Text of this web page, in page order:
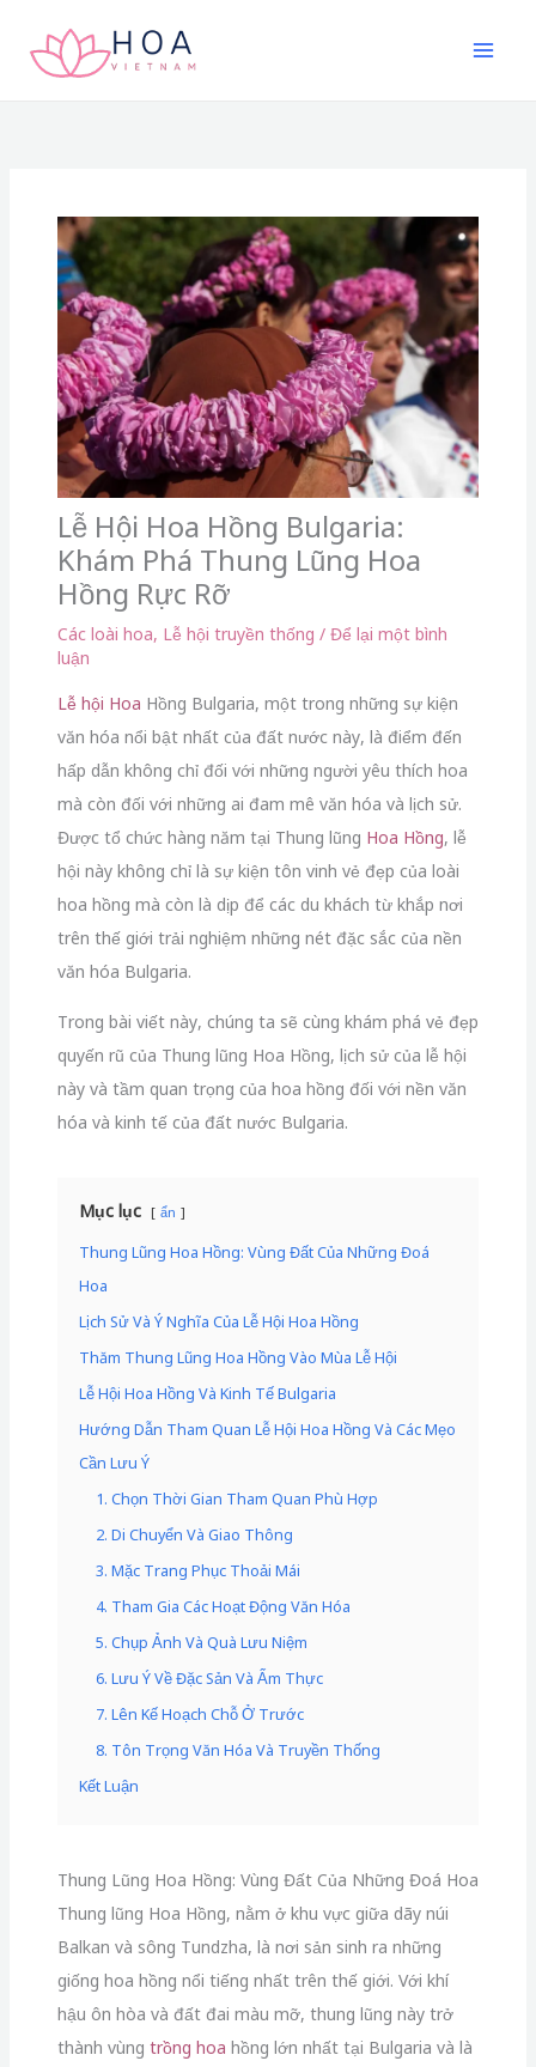
Lễ Hội Hoa Hồng Bulgaria:
Khám Phá Thung Lũng Hoa
Hồng Rực Rỡ
Các loài hoa, Lễ hội truyền thống / Để lại một bình
luận
Lễ hội Hoa Hồng Bulgaria, một trong những sự kiện
văn hóa nổi bật nhất của đất nước này, là điểm đến
hấp dẫn không chỉ đối với những người yêu thích hoa
mà còn đối với những ai đam mê văn hóa và lịch sử.
Được tổ chức hàng năm tại Thung lũng Hoa Hồng, lễ
hội này không chỉ là sự kiện tôn vinh vẻ đẹp của loài
hoa hồng mà còn là dịp để các du khách từ khắp nơi
trên thế giới trải nghiệm những nét đặc sắc của nền
văn hóa Bulgaria.
Trong bài viết này, chúng ta sẽ cùng khám phá vẻ đẹp
quyến rũ của Thung lũng Hoa Hồng, lịch sử của lễ hội
này và tầm quan trọng của hoa hồng đối với nền văn
hóa và kinh tế của đất nước Bulgaria.
Mục lục ẩn
Thung Lũng Hoa Hồng: Vùng Đất Của Những Đoá
Hoa
Lịch Sử Và Ý Nghĩa Của Lễ Hội Hoa Hồng
Thăm Thung Lũng Hoa Hồng Vào Mùa Lễ Hội
Lễ Hội Hoa Hồng Và Kinh Tế Bulgaria
Hướng Dẫn Tham Quan Lễ Hội Hoa Hồng Và Các Mẹo
Cần Lưu Ý
1. Chọn Thời Gian Tham Quan Phù Hợp
2. Di Chuyển Và Giao Thông
3. Mặc Trang Phục Thoải Mái
4. Tham Gia Các Hoạt Động Văn Hóa
5. Chụp Ảnh Và Quà Lưu Niệm
6. Lưu Ý Về Đặc Sản Và Ẩm Thực
7. Lên Kế Hoạch Chỗ Ở Trước
8. Tôn Trọng Văn Hóa Và Truyền Thống
Kết Luận
Thung Lũng Hoa Hồng: Vùng Đất Của Những Đoá Hoa
Thung lũng Hoa Hồng, nằm ở khu vực giữa dãy núi
Balkan và sông Tundzha, là nơi sản sinh ra những
giống hoa hồng nổi tiếng nhất trên thế giới. Với khí
hậu ôn hòa và đất đai màu mỡ, thung lũng này trở
thành vùng trồng hoa hồng lớn nhất tại Bulgaria và là